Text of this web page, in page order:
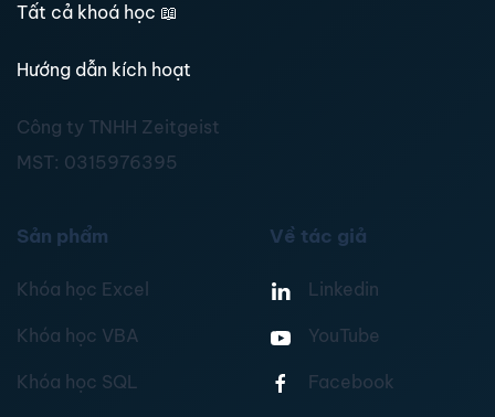
Tất cả khoá học 📖
Hướng dẫn kích hoạt
Công ty TNHH Zeitgeist
MST: 0315976395
Sản phẩm
Khóa học Excel
Khóa học VBA
Khóa học SQL
Về tác giả
Linkedin
YouTube
Facebook